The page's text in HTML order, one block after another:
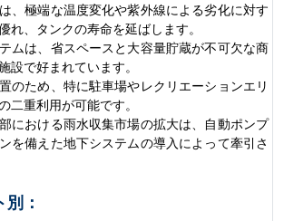
、極端な温度変化や紫外線による劣化に対す
れ、タンクの寿命を延ばします。
ムは、省スペースと大容量貯蔵が不可欠な商
設で好まれています。
のため、特に駐車場やレクリエーションエリ
二重利用が可能です。
における雨水収集市場の拡大は、自動ポンプ
を備えた地下システムの導入によって牽引さ
：